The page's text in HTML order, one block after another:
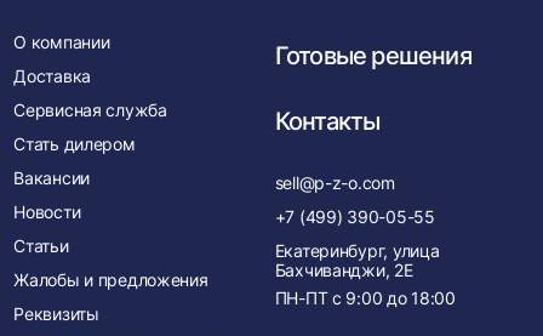
О компании
Доставка
Сервисная служба
Стать дилером
Вакансии
Новости
Статьи
Жалобы и предложения
Реквизиты
Готовые решения
Контакты
sell@p-z-o.com
+7 (499) 390-05-55
Екатеринбург, улица
Бахчиванджи, 2Е
ПН-ПТ с 9:00 до 18:00